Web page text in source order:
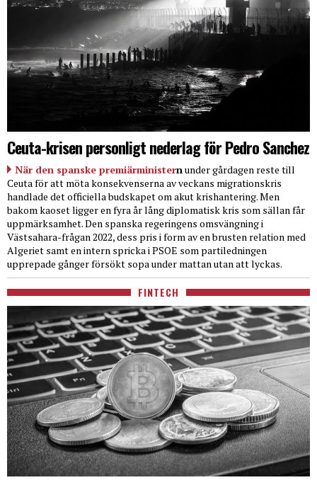
Ceuta-krisen personligt nederlag för Pedro Sanchez
När den spanske premiärministern under gårdagen reste till
Ceuta för att möta konsekvenserna av veckans migrationskris
handlade det officiella budskapet om akut krishantering. Men
bakom kaoset ligger en fyra år lång diplomatisk kris som sällan får
uppmärksamhet. Den spanska regeringens omsvängning i
Västsahara-frågan 2022, dess pris i form av en brusten relation med
Algeriet samt en intern spricka i PSOE som partiledningen
upprepade gånger försökt sopa under mattan utan att lyckas.
FINTECH